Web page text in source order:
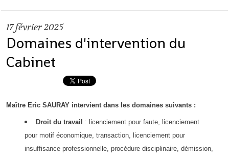
17février 2025
Domaines d'intervention du
Cabinet
Maître Eric SAURAY intervient dans les domaines suivants :
Droit du travail
: licenciement pour faute, licenciement
pour motif économique, transaction, licenciement pour
insuffisance professionnelle, procédure disciplinaire, démission,